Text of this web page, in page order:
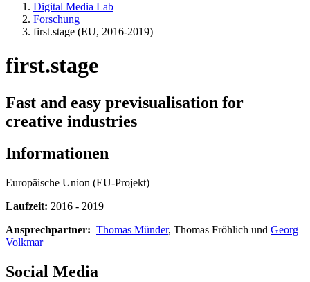
Digital Media Lab
Forschung
first.stage (EU, 2016-2019)
first.stage
Fast and easy previsualisation for
creative industries
Informationen
Europäische Union (EU-Projekt)
Laufzeit: 2016 - 2019
Ansprechpartner: Thomas Münder, Thomas Fröhlich und Georg
Volkmar
Social Media